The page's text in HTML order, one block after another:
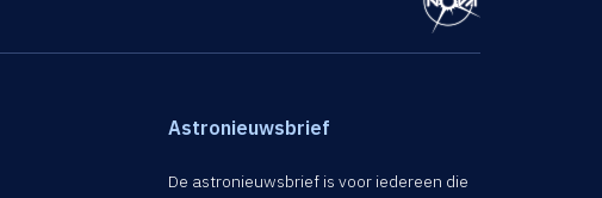
Astronieuwsbrief
De astronieuwsbrief is voor iedereen die